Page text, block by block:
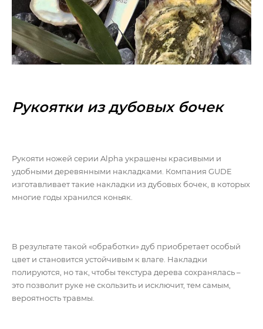
Рукоятки из дубовых бочек
Рукояти ножей серии Alpha украшены красивыми и
удобными деревянными накладками. Компания GUDE
изготавливает такие накладки из дубовых бочек, в которых
многие годы хранился коньяк.
В результате такой «обработки» дуб приобретает особый
цвет и становится устойчивым к влаге. Накладки
полируются, но так, чтобы текстура дерева сохранялась –
это позволит руке не скользить и исключит, тем самым,
вероятность травмы.